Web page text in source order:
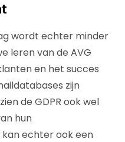
wordt echter minder
leren van de AVG
en het succes
zijn
de GDPR ook wel
hun
echter ook een